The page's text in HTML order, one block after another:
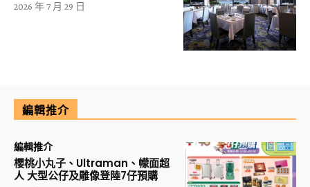
2026 年 7 月 29 日
編輯推介
編輯推介
櫻桃小丸子、Ultraman、幪面超
人 大型公仔及雕像登陸7仔預購